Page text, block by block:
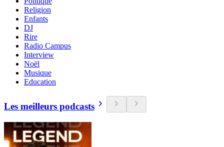
Religion
Enfants
DJ
Rire
Radio Campus
Interview
Noël
Musique
Education
Les meilleurs podcasts